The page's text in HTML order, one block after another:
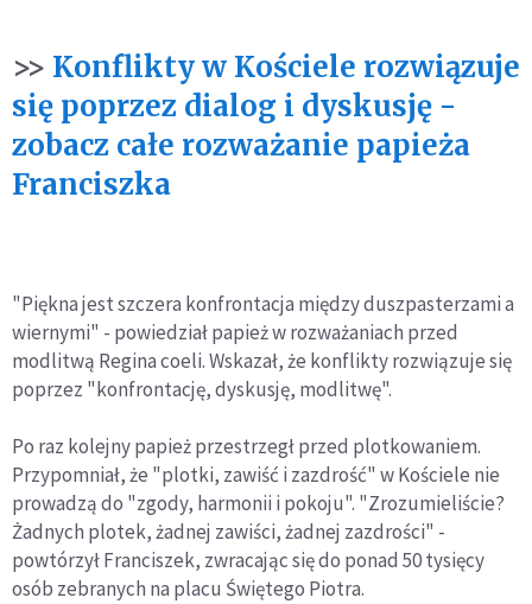
>> Konflikty w Kościele rozwiązuje
się poprzez dialog i dyskusję -
zobacz całe rozważanie papieża
Franciszka
"Piękna jest szczera konfrontacja między duszpasterzami a
wiernymi" - powiedział papież w rozważaniach przed
modlitwą Regina coeli. Wskazał, że konflikty rozwiązuje się
poprzez "konfrontację, dyskusję, modlitwę".
Po raz kolejny papież przestrzegł przed plotkowaniem.
Przypomniał, że "plotki, zawiść i zazdrość" w Kościele nie
prowadzą do "zgody, harmonii i pokoju". "Zrozumieliście?
Żadnych plotek, żadnej zawiści, żadnej zazdrości" -
powtórzył Franciszek, zwracając się do ponad 50 tysięcy
osób zebranych na placu Świętego Piotra.